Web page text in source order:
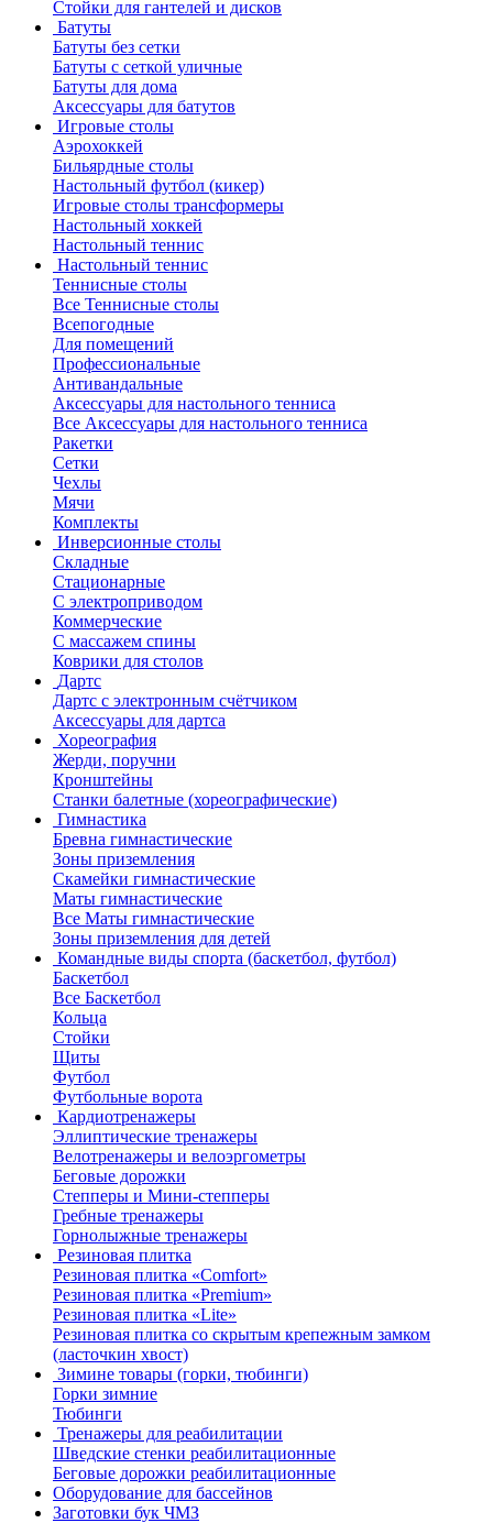
Стойки для гантелей и дисков
Батуты
Батуты без сетки
Батуты с сеткой уличные
Батуты для дома
Аксессуары для батутов
Игровые столы
Аэрохоккей
Бильярдные столы
Настольный футбол (кикер)
Игровые столы трансформеры
Настольный хоккей
Настольный теннис
Настольный теннис
Теннисные столы
Все Теннисные столы
Всепогодные
Для помещений
Профессиональные
Антивандальные
Аксессуары для настольного тенниса
Все Аксессуары для настольного тенниса
Ракетки
Сетки
Чехлы
Мячи
Комплекты
Инверсионные столы
Складные
Стационарные
С электроприводом
Коммерческие
С массажем спины
Коврики для столов
Дартс
Дартс с электронным счётчиком
Аксессуары для дартса
Хореография
Жерди, поручни
Кронштейны
Станки балетные (хореографические)
Гимнастика
Бревна гимнастические
Зоны приземления
Скамейки гимнастические
Маты гимнастические
Все Маты гимнастические
Зоны приземления для детей
Командные виды спорта (баскетбол, футбол)
Баскетбол
Все Баскетбол
Кольца
Стойки
Щиты
Футбол
Футбольные ворота
Кардиотренажеры
Эллиптические тренажеры
Велотренажеры и велоэргометры
Беговые дорожки
Степперы и Мини-степперы
Гребные тренажеры
Горнолыжные тренажеры
Резиновая плитка
Резиновая плитка «Comfort»
Резиновая плитка «Premium»
Резиновая плитка «Lite»
Резиновая плитка со скрытым крепежным замком
(ласточкин хвост)
Зимине товары (горки, тюбинги)
Горки зимние
Тюбинги
Тренажеры для реабилитации
Шведские стенки реабилитационные
Беговые дорожки реабилитационные
Оборудование для бассейнов
Заготовки бук ЧМЗ